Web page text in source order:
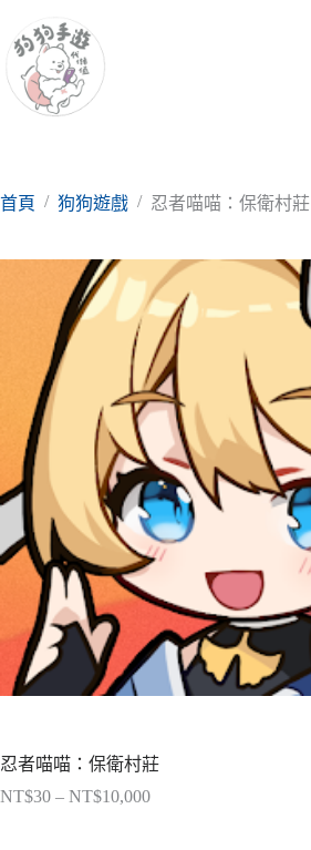
至
要
首頁 / 狗狗遊戲 / 忍者喵喵：保衛村莊
忍者喵喵：保衛村莊
NT$30 – NT$10,000價